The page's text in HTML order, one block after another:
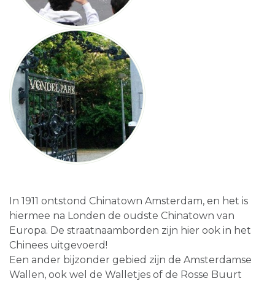
In 1911 ontstond Chinatown Amsterdam, en het is
hiermee na Londen de oudste Chinatown van
Europa. De straatnaamborden zijn hier ook in het
Chinees uitgevoerd!
Een ander bijzonder gebied zijn de Amsterdamse
Wallen, ook wel de Walletjes of de Rosse Buurt